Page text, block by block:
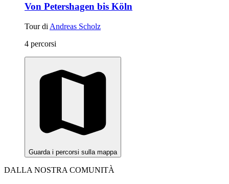
Von Petershagen bis Köln
Tour di Andreas Scholz
4 percorsi
Guarda i percorsi sulla mappa
DALLA NOSTRA COMUNITÀ